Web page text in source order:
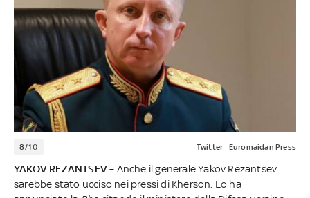
8/10 Twitter - Euromaidan Press
YAKOV REZANTSEV– Anche il generale Yakov Rezantsev
sarebbe stato ucciso nei pressi di Kherson. Lo ha